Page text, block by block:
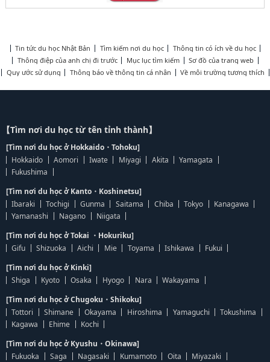
Tin tức du học Nhật Bản Tìm kiếm nơi du học
Thông tin có ích về du học
Thông điệp của anh chị đi trước
Mục lục tìm kiếm
Sơ đồ của trang web
Quy ước sử dụng
Thông báo về thông tin cá nhân Về môi trường tương thích
【Tìm nơi du học từ tên tỉnh thành】
[Tìm nơi du học ở Hokkaido・Tohoku]
Hokkaido
Aomori Iwate Miyagi Akita
Yamagata
Fukushima
[Tìm nơi du học ở Kanto・Koshinetsu]
Ibaraki
Tochigi Gunma Saitama Chiba Tokyo
Kanagawa
Yamanashi
Nagano
Niigata
[Tìm nơi du học ở Tokai ・Hokuriku]
Gifu
Shizuoka Aichi Mie Toyama Ishikawa
Fukui
[Tìm nơi du học ở Kinki]
Shiga
Kyoto Osaka Hyogo Nara
Wakayama
[Tìm nơi du học ở Chugoku・Shikoku]
Tottori
Shimane Okayama Hiroshima Yamaguchi
Tokushima
Kagawa
Ehime
Kochi
[Tìm nơi du học ở Kyushu・Okinawa]
Fukuoka
Saga Nagasaki Kumamoto Oita
Miyazaki